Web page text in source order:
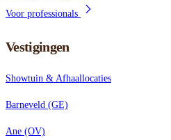
Voor professionals
Vestigingen
Showtuin & Afhaallocaties
Barneveld (GE)
Ane (OV)